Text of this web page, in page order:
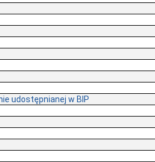
udostępnianej w BIP